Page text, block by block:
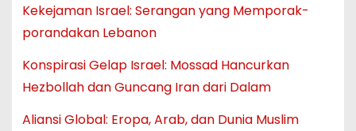
Kekejaman Israel: Serangan yang Memporak-
porandakan Lebanon
Konspirasi Gelap Israel: Mossad Hancurkan
Hezbollah dan Guncang Iran dari Dalam
Aliansi Global: Eropa, Arab, dan Dunia Muslim